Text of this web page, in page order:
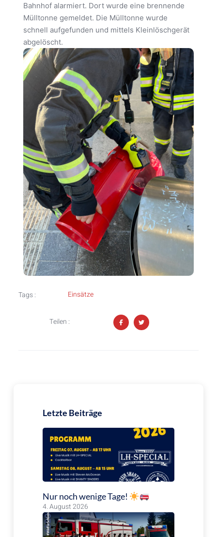
Bahnhof alarmiert. Dort wurde eine brennende
Mülltonne gemeldet. Die Mülltonne wurde
schnell aufgefunden und mittels Kleinlöschgerät
abgelöscht.
Tags : Einsätze
Teilen :
Letzte Beiträge
Nur noch wenige Tage!
4. August 2026